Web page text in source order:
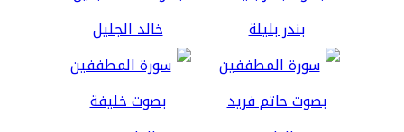
بندر بليلة خالد الجليل